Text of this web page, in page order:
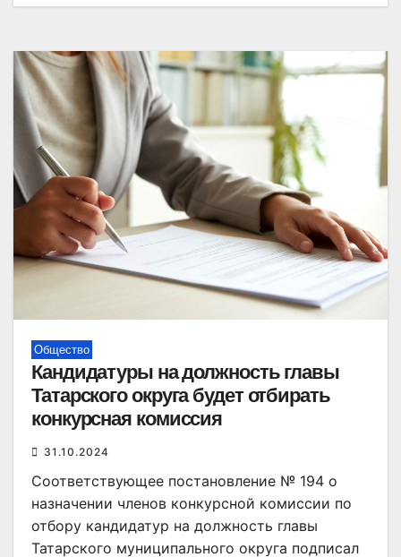
Общество
Кандидатуры на должность главы
Татарского округа будет отбирать
конкурсная комиссия
31.10.2024
Соответствующее постановление № 194 о
назначении членов конкурсной комиссии по
отбору кандидатур на должность главы
Татарского муниципального округа подписал